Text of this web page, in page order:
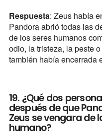
Respuesta: Zeus había
Pandora abrió todas las
de los seres humanos
odio, la tristeza, la peste
también había encerrada
19. ¿Qué dos
después de que
Zeus se vengara de
humano?